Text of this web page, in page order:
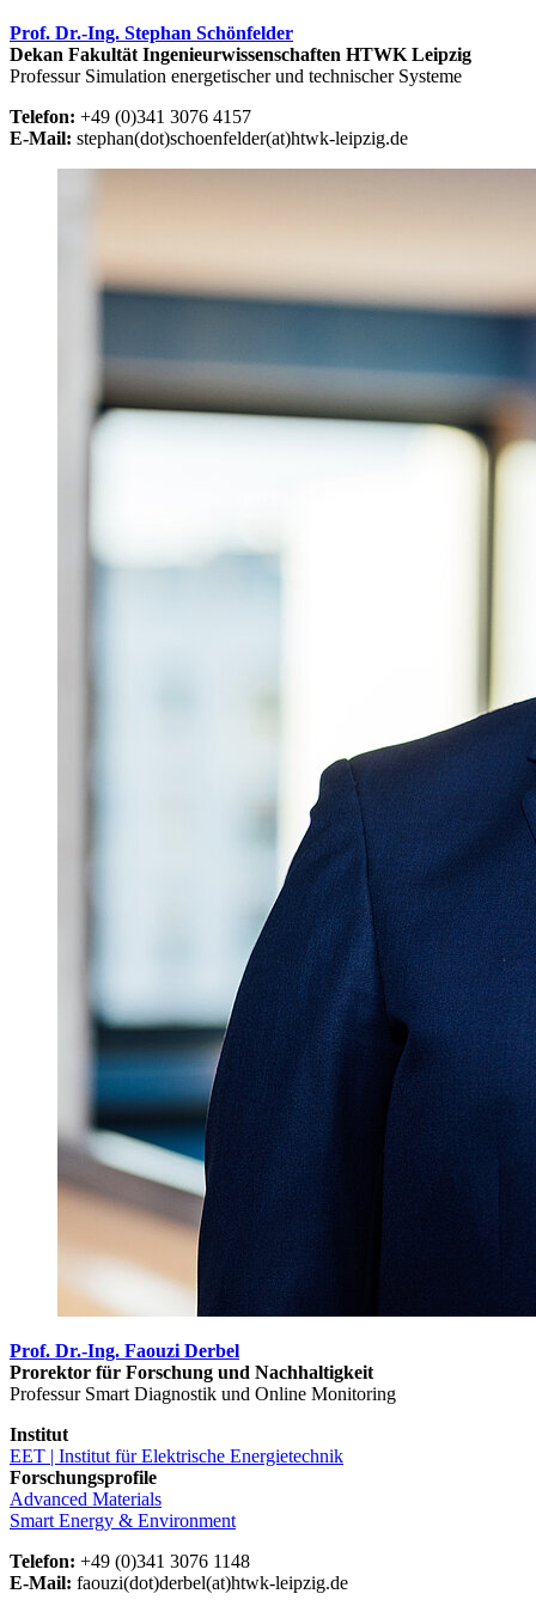
Prof. Dr.-Ing. Stephan Schönfelder
Dekan Fakultät Ingenieurwissenschaften HTWK Leipzig
Professur Simulation energetischer und technischer Systeme
Telefon: +49 (0)341 3076 4157
E-Mail: stephan(dot)schoenfelder(at)htwk-leipzig.de
Prof. Dr.-Ing. Faouzi Derbel
Prorektor für Forschung und Nachhaltigkeit
Professur Smart Diagnostik und Online Monitoring
Institut
EET | Institut für Elektrische Energietechnik
Forschungsprofile
Advanced Materials
Smart Energy & Environment
Telefon: +49 (0)341 3076 1148
E-Mail: faouzi(dot)derbel(at)htwk-leipzig.de